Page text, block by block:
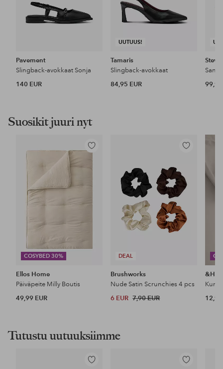
Pavement
Slingback-avokkaat Sonja
140 EUR
UUTUUS!
Tamaris
Slingback-avokkaat
84,95 EUR
99,99
Suosikit juuri nyt
COSYBED 30%
Lisää
Ellos Home
Päiväpeite Milly Boutis
49,99 EUR
DEAL
Lisää
Brushworks
Nude Satin Scrunchies 4 pcs
6 EUR 7,90 EUR 12,99
Tutustu uutuuksiimme
Lisää Lisää